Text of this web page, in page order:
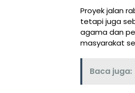
Proyek jalan
tetapi juga
agama dan
masyarakat
Baca juga: